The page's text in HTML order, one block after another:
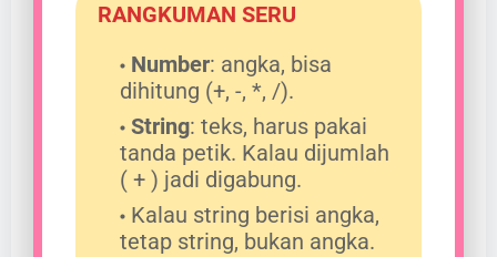
RANGKUMAN SERU
Number: angka, bisa
dihitung (+, -, *, /).
String: teks, harus pakai
tanda petik. Kalau dijumlah
( + ) jadi digabung.
Kalau string berisi angka,
tetap string, bukan angka.